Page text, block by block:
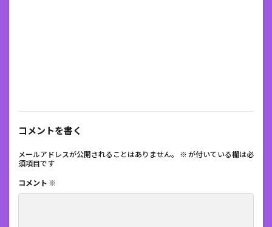
コメントを書く
メールアドレスが公開されることはありません。 ※ が付いている欄は必
須項目です
コメント ※